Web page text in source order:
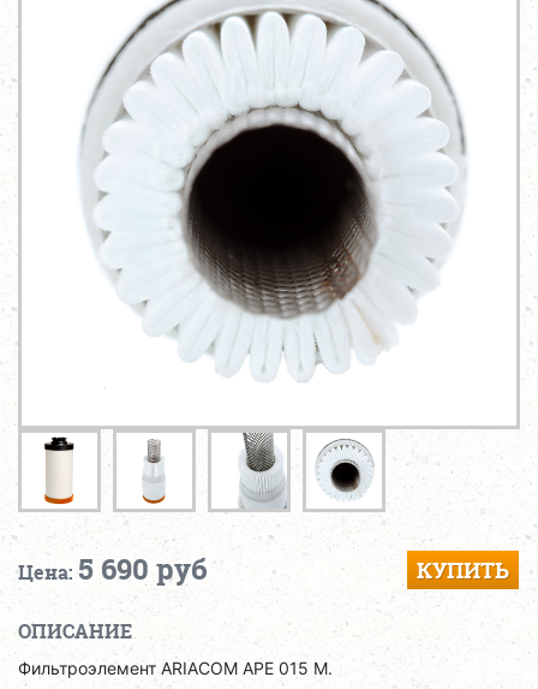
Цена: 5 690 руб КУПИТЬ
ОПИСАНИЕ
Фильтроэлемент ARIACOM APE 015 M.